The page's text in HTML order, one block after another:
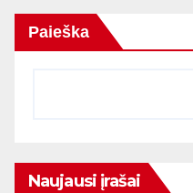
Paieška
Naujausi įrašai